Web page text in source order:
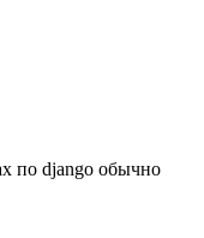
по django обычно